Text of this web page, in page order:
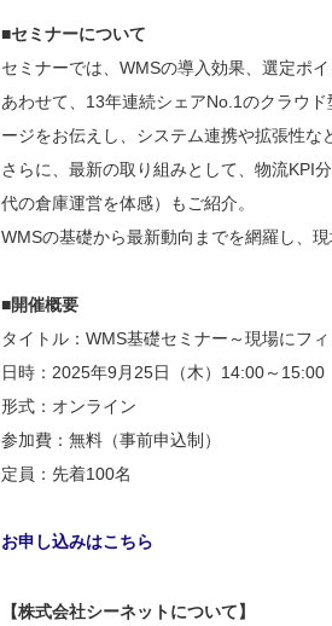
■セミナーについて
セミナーでは、WMSの導入効果、選定ポ
あわせて、13年連続シェアNo.1のクラウ
ージをお伝えし、システム連携や拡張性な
さらに、最新の取り組みとして、物流KPI
代の倉庫運営を体感）もご紹介。
WMSの基礎から最新動向までを網羅し、
■開催概要
タイトル：WMS基礎セミナー～現場にフ
日時：2025年9月25日（木）14:00～15:00
形式：オンライン
参加費：無料（事前申込制）
定員：先着100名
お申し込みはこちら
【株式会社シーネットについて】